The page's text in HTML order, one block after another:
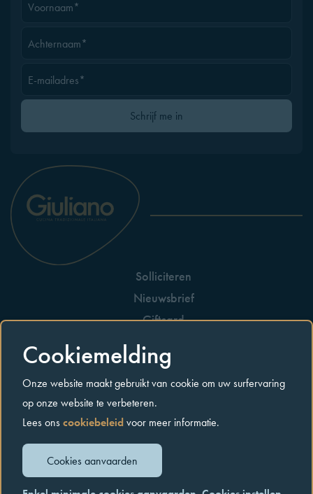
Voornaam*
Achternaam*
E-mailadres*
Gelieve dit veld leeg te latenSchrijf me in
Solliciteren
Nieuwsbrief
Giftcard
Huisreglement
Allergenen
Contact
Cookiebeleid
© Copyright giuliano.world2026. Alle rechten voorbehouden.
Cookiemelding
Onze website maakt gebruikt van cookie om uw surfervaring
op onze website te verbeteren.
Lees onscookiebeleidvoor meer informatie.
Cookies aanvaarden